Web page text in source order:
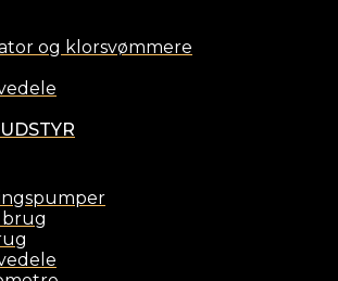
og klorsvømmere
brug